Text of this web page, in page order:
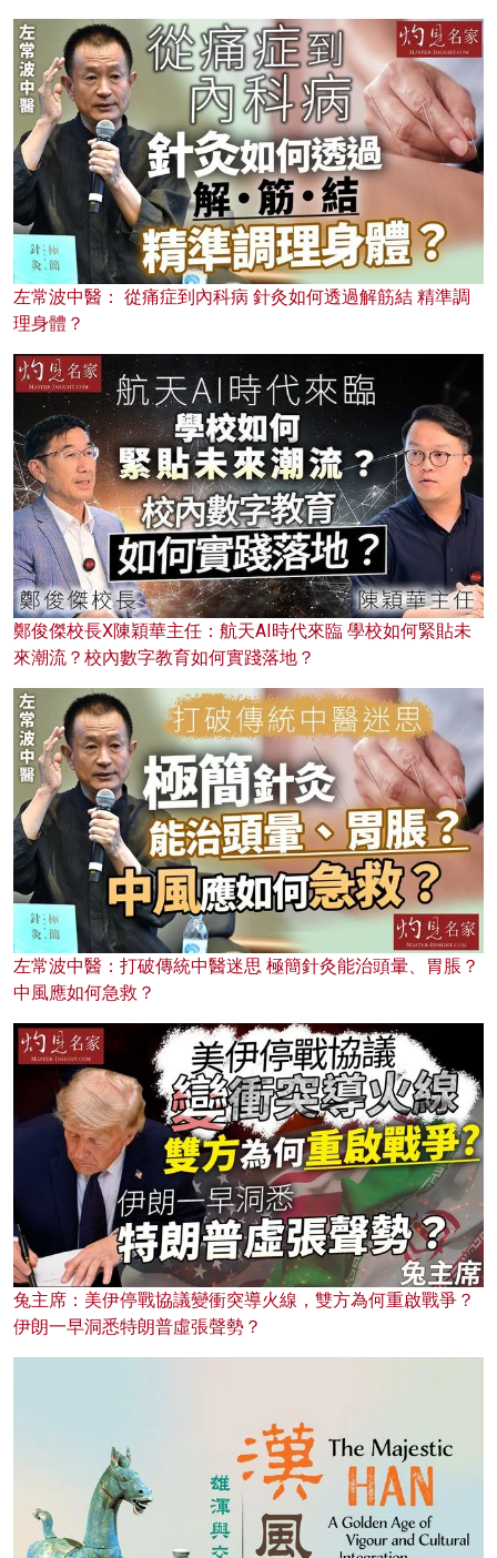
左常波中醫： 從痛症到內科病 針灸如何透過解筋結 精準調
理身體？
鄭俊傑校長X陳穎華主任：航天AI時代來臨 學校如何緊貼未
來潮流？校內數字教育如何實踐落地？
左常波中醫：打破傳統中醫迷思 極簡針灸能治頭暈、胃脹？
中風應如何急救？
兔主席：美伊停戰協議變衝突導火線，雙方為何重啟戰爭？
伊朗一早洞悉特朗普虛張聲勢？